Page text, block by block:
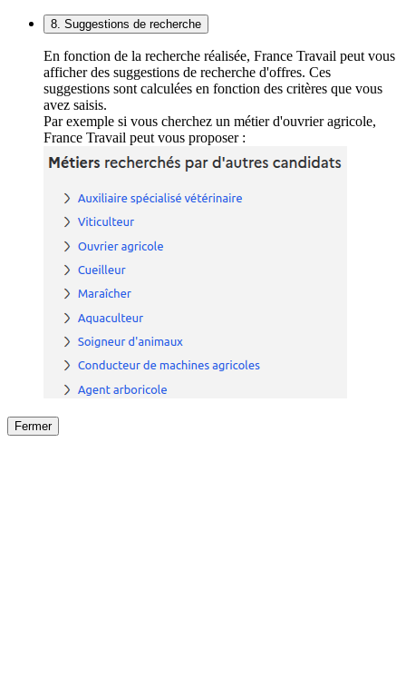
8. Suggestions de recherche
En fonction de la recherche réalisée, France Travail peut vous
afficher des suggestions de recherche d'offres. Ces
suggestions sont calculées en fonction des critères que vous
avez saisis.
Par exemple si vous cherchez un métier d'ouvrier agricole,
France Travail peut vous proposer :
Fermer